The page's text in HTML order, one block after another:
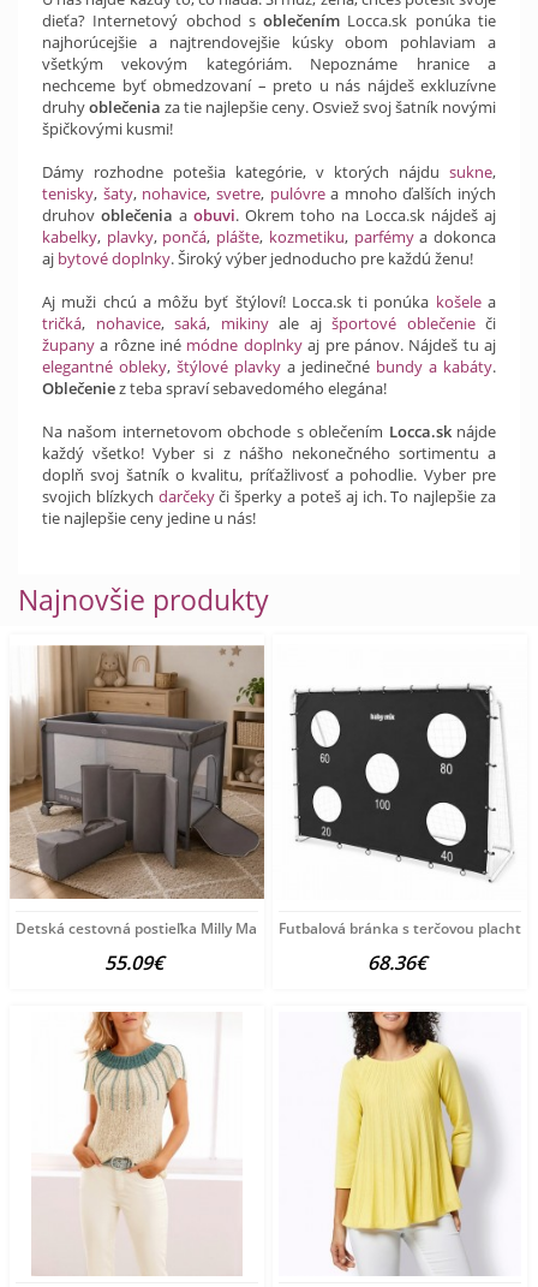
dieťa? Internetový obchod soblečením Locca.sk ponúka tie
najhorúcejšie a najtrendovejšie kúsky obom pohlaviam a
všetkým vekovým kategóriám. Nepoznáme hranice a
nechceme byť obmedzovaní – preto u nás nájdeš exkluzívne
druhyoblečenia za tie najlepšie ceny. Osviež svoj šatník novými
špičkovými kusmi!
Dámy rozhodne potešia kategórie, v ktorých nájdu sukne,
tenisky, šaty, nohavice, svetre, pulóvrea mnoho ďalších iných
druhov oblečenia a obuvi. Okrem toho na Locca.sk nájdeš aj
kabelky, plavky, pončá, plášte, kozmetiku, parfémya dokonca
aj bytové doplnky. Široký výber jednoducho pre každú ženu!
Aj muži chcú a môžu byť štýloví! Locca.sk ti ponúka košelea
tričká, nohavice, saká, mikinyale aj športové oblečenieči
župany a rôzne iné módne doplnkyaj pre pánov. Nájdeš tu aj
elegantné obleky, štýlové plavky a jedinečné bundy a kabáty.
Oblečeniez teba spraví sebavedomého elegána!
Na našom internetovom obchode s oblečením Locca.sknájde
každý všetko! Vyber si z nášho nekonečného sortimentu a
doplň svoj šatník o kvalitu, príťažlivosť a pohodlie. Vyber pre
svojich blízkych darčekyči šperky a poteš aj ich. To najlepšie za
tie najlepšie ceny jedine u nás!
Najnovšie produkty
Detská cestovná postieľka Milly Mally
55.09€
Futbalová bránka s terčovou
68.36€